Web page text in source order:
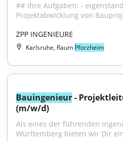
## Ihre Aufgaben: -
Projektabwicklung von
ZPP INGENIEURE
Karlsruhe, Raum Pforzheim
Bauingenieur -
(m/w/d)
Als eines der führenden
Württemberg bieten wir Dir